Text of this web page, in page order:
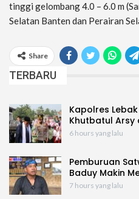
tinggi gelombang 4.0 – 6.0 m
Selatan Banten dan Perairan
Share
TERBARU
Kapolres
Khutbatul Arsy
6 hours yang lalu
Pemburuan
Baduy Makin
7 hours yang lalu